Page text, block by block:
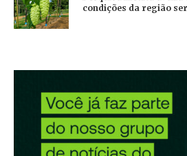
condições da região